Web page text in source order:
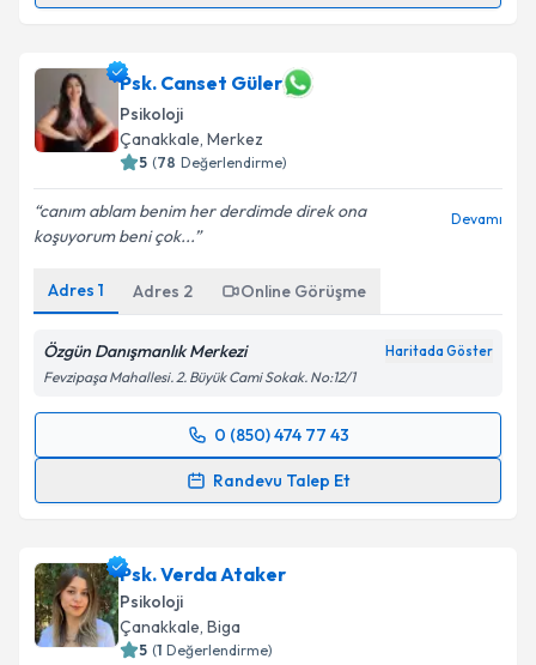
almanız için bir takvim hazırlandığında e-posta ile
bilgilendireceğiz.
E-posta Adresiniz
Metni'ni okudum ve kişisel verilerimin belirtilen
kapsamda işlenmesini kabul ediyorum.
Takvim Talebini Gönder
Psk. Canset Güler
Psikoloji
Çanakkale, Merkez
5 (78 Değerlendirme)
canım ablam benim her derdimde direk ona
koşuyorum beni çok...
Devamı
Adres 1 Adres 2 Online Görüşme
Özgün Danışmanlık Merkezi Haritada Göster
Fevzipaşa Mahallesi. 2. Büyük Cami Sokak. No:12/1
0 (850) 474 77 43
Randevu Talep Et
Randevu Takvimi Talebi
takvim hazırlandığında e-posta ile bilgilendireceğiz.
E-posta Adresiniz
Psk. Verda Ataker
Psikoloji
Çanakkale, Biga
5 (1 Değerlendirme)